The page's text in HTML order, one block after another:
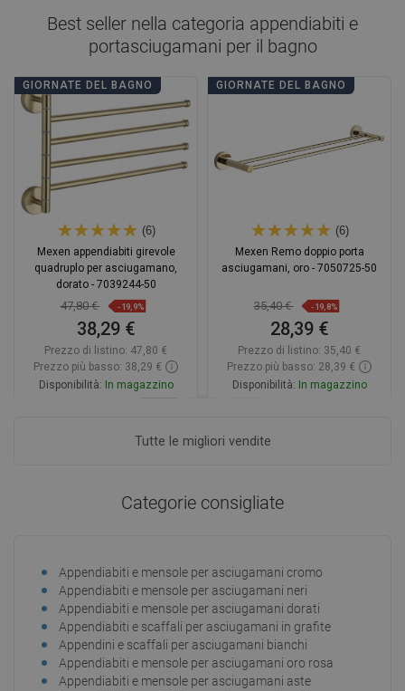
Best seller nella categoria appendiabiti e
portasciugamani per il bagno
GIORNATE DEL BAGNO
(6)
Mexen appendiabiti girevole
quadruplo per asciugamano,
dorato - 7039244-50
47,80 € -19,9%
38,29 €
Prezzo di listino: 47,80 €
Prezzo più basso: 38,29 €
Disponibilità: In magazzino
GIORNATE DEL BAGNO
(6)
Mexen Remo doppio porta
asciugamani, oro - 7050725-50
35,40 € -19,8%
28,39 €
Prezzo di listino: 35,40 €
Prezzo più basso: 28,39 €
Disponibilità: In magazzino
Tutte le migliori vendite
Categorie consigliate
Appendiabiti e mensole per asciugamani cromo
Appendiabiti e mensole per asciugamani neri
Appendiabiti e mensole per asciugamani dorati
Appendiabiti e scaffali per asciugamani in grafite
Appendini e scaffali per asciugamani bianchi
Appendiabiti e mensole per asciugamani oro rosa
Appendiabiti e mensole per asciugamani aste